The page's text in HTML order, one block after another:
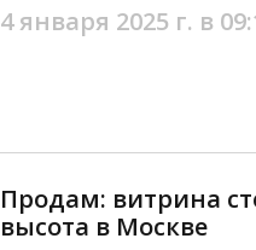
4 января 2025 г. в
Продам: витрина
высота в Москве